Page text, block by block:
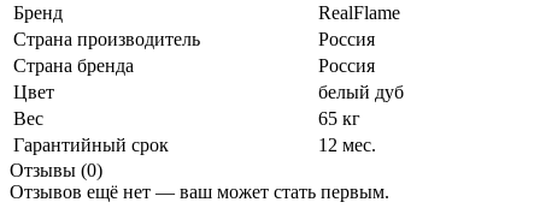
Бренд
RealFlame
Страна производитель
Россия
Страна бренда
Россия
Цвет
белый дуб
Вес
65 кг
Гарантийный срок
12 мес.
Отзывы (0)
Отзывов ещё нет — ваш может стать первым.